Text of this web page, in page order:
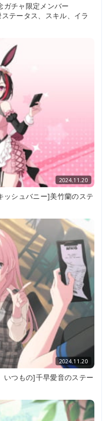
ガチャ限定メンバー
ータス、スキル、イラ
2024.11.20
ッシュバニー]美竹蘭のステ
2024.11.20
いつもの]千早愛音のステー